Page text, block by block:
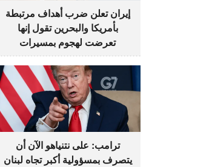
إيران تعلن ضرب أهداف مرتبطة
بأمريكا والبحرين تقول إنها
تعرضت لهجوم بمسيرات
ترامب: على نتنياهو الآن أن
يتصرف بمسؤولية أكبر تجاه لبنان